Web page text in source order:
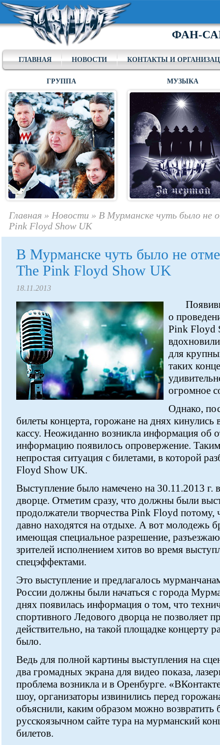
ФАН-
ГЛАВНАЯ НОВОСТИ КОНТАКТЫ И
ГРУППА МУЗЫКА
Главная » Новости » В Мурманске чуть было не
Pink Floyd Show UK
В Мурманске чуть было не
The Pink Floyd Show UK
18.11.2013
о
Pink Floyd
для
таких
огромное
Однако,
билеты концерта, горожане на днях кинулись
кассу. Неожиданно возникла информация об
информацию появилось опровержение. Таким
непростая ситуация с билетами, в которой
Floyd Show UK.
Выступление было намечено на 30.11.2013 г.
дворце. Отметим сразу, что должны были
продолжатели творчества Pink Floyd потому,
давно находятся на отдыхе. А вот молодежь
имеющая специальное разрешение,
зрителей исполнением хитов во время
спецэффектами.
Это выступление и предлагалось
России должны были начаться с города
днях появилась информация о том, что
спортивного Ледового дворца не позволяет
действительно, на такой площадке концерту
было.
Ведь для полной картины выступления на
два громадных экрана для видео показа,
проблема возникла и в Оренбурге.
шоу, организаторы извинились перед
объяснили, каким образом можно возвратить
русскоязычном сайте тура на мурманский
билетов.